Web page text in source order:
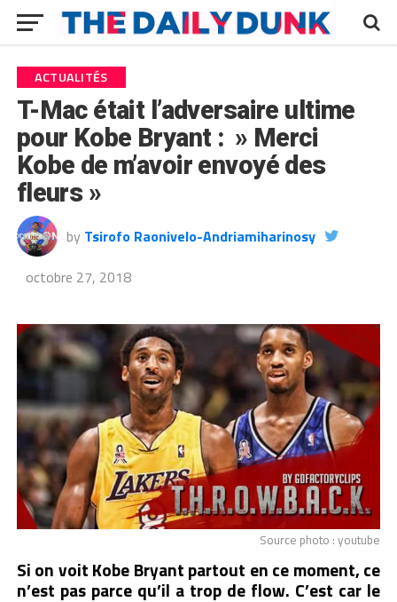
ACTUALITÉS
T-Mac était l’adversaire ultime
pour Kobe Bryant : » Merci
Kobe de m’avoir envoyé des
fleurs »
by Tsirofo Raonivelo-Andriamiharinosy
octobre 27, 2018
Source photo : youtube
Si on voit Kobe Bryant partout en ce moment, ce
n’est pas parce qu’il a trop de flow. C’est car le